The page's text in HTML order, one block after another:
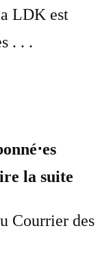
LDK est
. . .
la suite
Courrier des